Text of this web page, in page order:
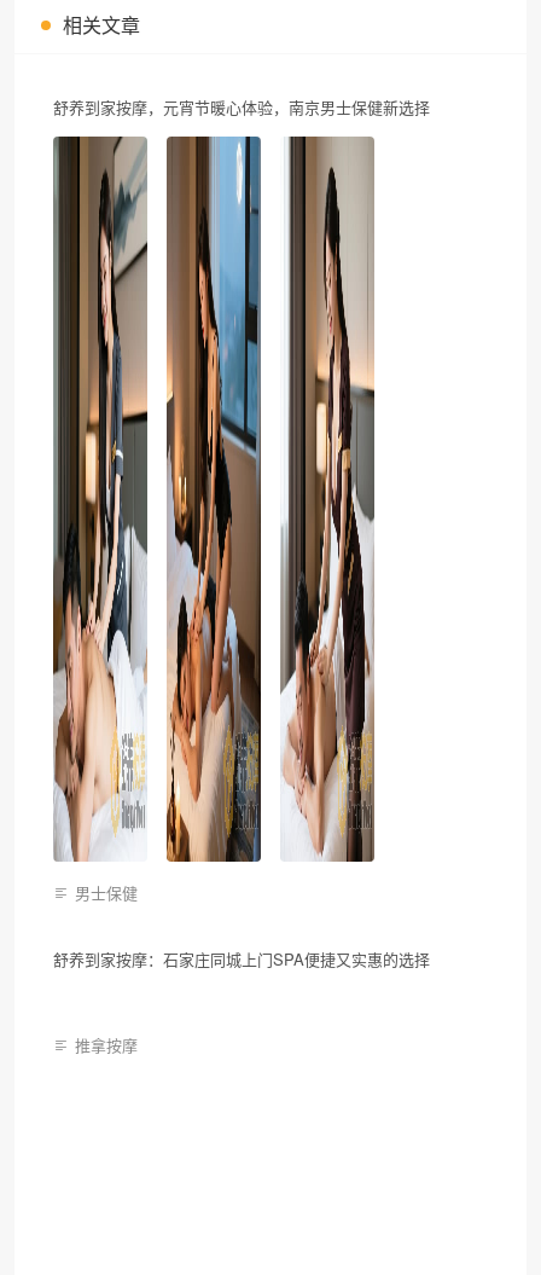
相关文章
舒养到家按摩，元宵节暖心体验，南京男士保健新选择
男士保健
舒养到家按摩：石家庄同城上门SPA便捷又实惠的选择